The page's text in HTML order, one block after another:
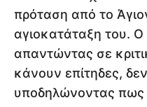
πρόταση από το
αγιοκατάταξη του.
απαντώντας σε
κάνουν επίτηδες,
υποδηλώνοντας πως